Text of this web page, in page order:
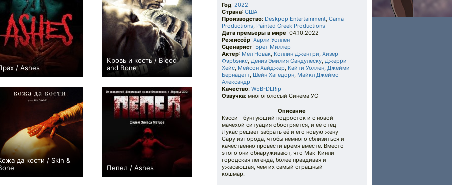
/ Ashes
−1
Кровь и кость / Blood
and Bone
0
да кости / Skin &
+1
Пепел / Ashes
0
Год: 2022
Страна: США
Производство: Deskpop Entertainment, Cama
Productions, Painted Creek Productions
Дата премьеры в мире: 04.10.2022
Режиссёр: Харли Уоллен
Сценарист: Брет Миллер
Актер: Мел Новак, Коллин Джентри, Хизер
Фэрбэнкс, Дениз Эмилия Сандулеску, Джерри
Хейс, Мейсон Хайджер, Кайти Уоллен, Джейми
Бернадетт, Шейн Хагедорн, Майкл Джеймс
Александр
Качество: WEB-DLRip
Озвучка: многоголосый Синема УС
Описание
Кэсси - бунтующий подросток и с новой
мачехой ситуация обостряется, и её отец
Лукас решает забрать её и его новую жену
Сару из города, чтобы немного сблизиться и
качественно провести время вместе. Вместо
этого они обнаруживают, что Мак-Кинли -
городская легенда, более правдивая и
ужасающая, чем их самый страшный
кошмар.